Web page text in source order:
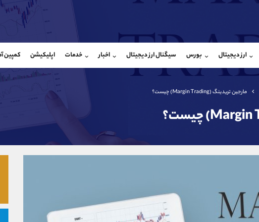
ارز دیجیتال بورس سیگنال ارز دیجیتال اخبار خدمات اپلیکیشن کمپین
مارجین تریدینگ (Margin Trading) چیست؟
واتساپ شروع گفتگو
@Armteam_admin_por
شروع